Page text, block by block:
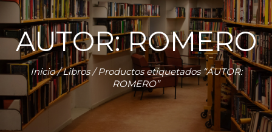
AUTOR: ROMERO
Inicio/Libros/ Productos etiquetados “AUTOR:
ROMERO”